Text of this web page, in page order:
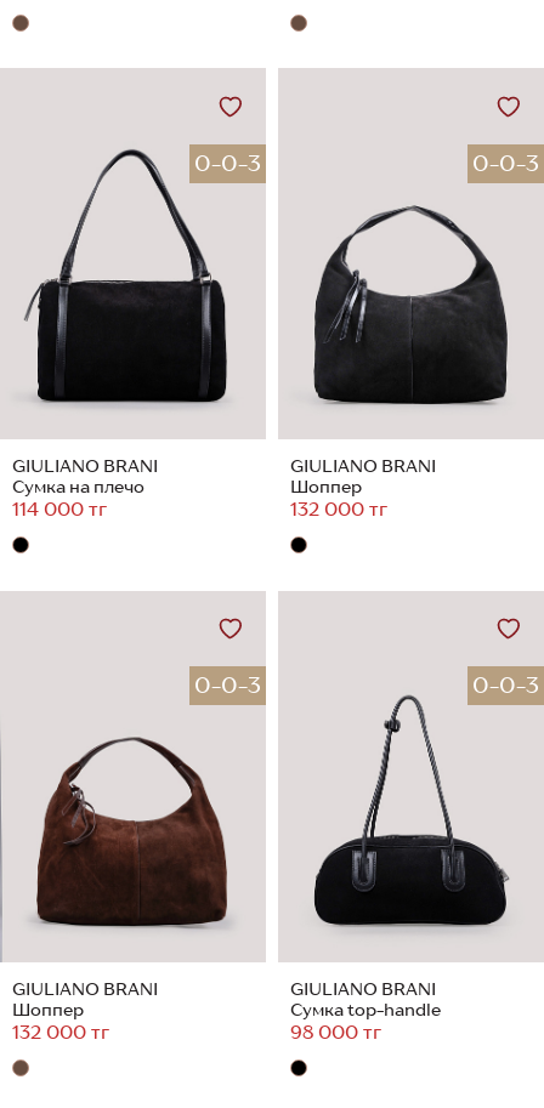
0-0-3
GIULIANO BRANI
Сумка на плечо
114 000 тг
0-0-3
GIULIANO BRANI
Шоппер
132 000 тг
0-0-3
GIULIANO BRANI
Шоппер
132 000 тг
0-0-3
GIULIANO BRANI
Сумка top-handle
98 000 тг